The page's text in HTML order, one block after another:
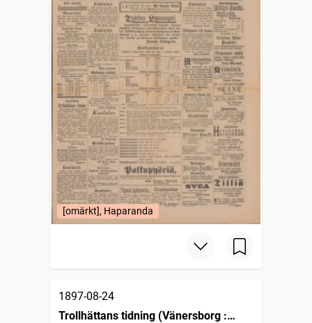
[omärkt], Haparanda
1897-08-24
Trollhättans tidning (Vänersborg :